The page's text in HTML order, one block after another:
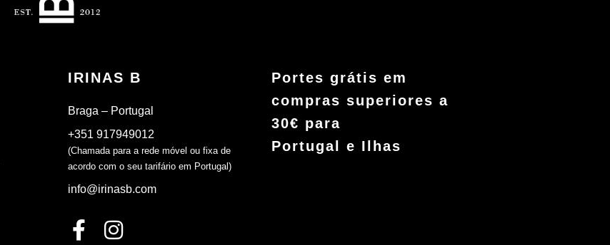
IRINAS B
Braga – Portugal
+351 917949012
(Chamada para a rede móvel ou fixa de
acordo com o seu tarifário em Portugal)
info@irinasb.com
Portes grátis em
compras superiores a
30€ para
Portugal e Ilhas